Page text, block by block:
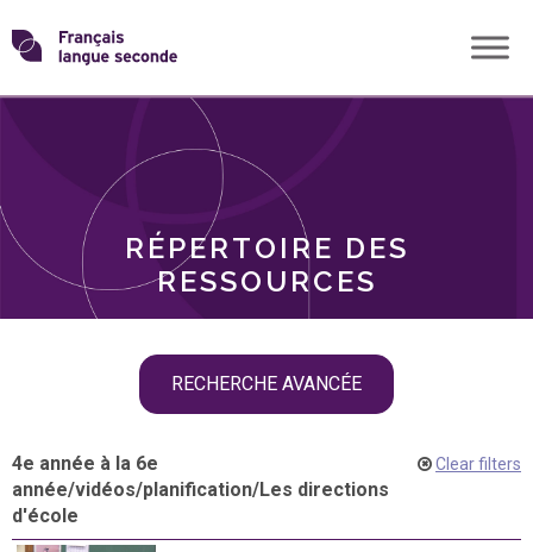
Skip
toTransformons
langue
RÉPERTOIRE DES
RESSOURCES
RECHERCHE AVANCÉE
THÈMES
4e année à la 6e
année/vidéos/planification/Les directions
d'école
Clear filters